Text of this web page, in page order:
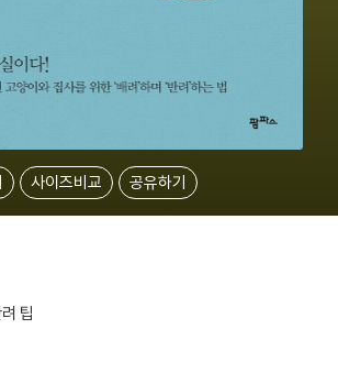
사이즈비교 공유하기
팁